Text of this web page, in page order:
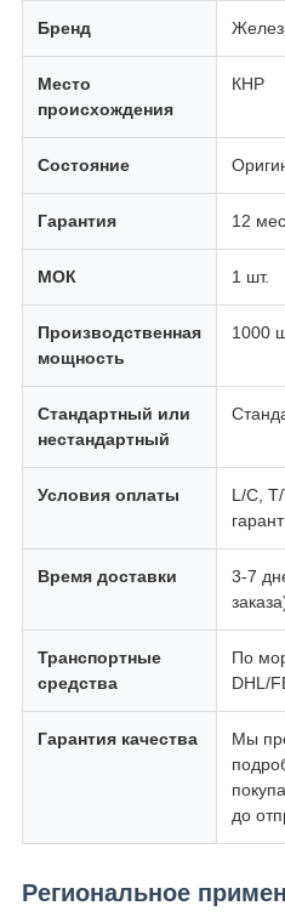
Бренд
Место
происхождения
КНР
Состояние
Гарантия 12
МОК 1 шт.
Производственная
мощность
1000
Стандартный или
нестандартный
Условия оплаты
L/C,
Время доставки
3-7
Транспортные
средства
По
DHL/
Гарантия качества
Мы
до
Региональное